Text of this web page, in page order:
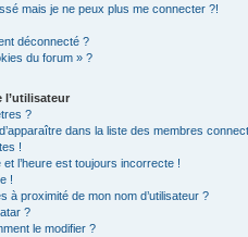
mais je ne peux plus me connecter ?!
déconnecté ?
du forum » ?
l’utilisateur
?
dans la liste des membres
!
l’heure est toujours incorrecte !
!
à proximité de mon nom d’utilisateur ?
?
le modifier ?